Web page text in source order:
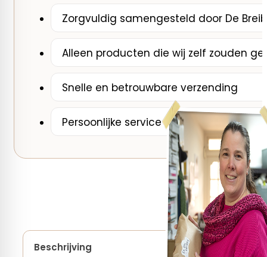
Zorgvuldig samengesteld door De
Alleen producten die wij zelf zouden
Snelle en betrouwbare verzending
Persoonlijke service van een
Beschrijving